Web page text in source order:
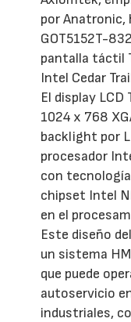
por Anatronic,
GOT5152T-
pantalla táctil
Intel Cedar
El display
1024 x 768
backlight por
procesador
con
chipset Intel
en el
Este diseño
un sistema
que puede
autoservicio
industriales,